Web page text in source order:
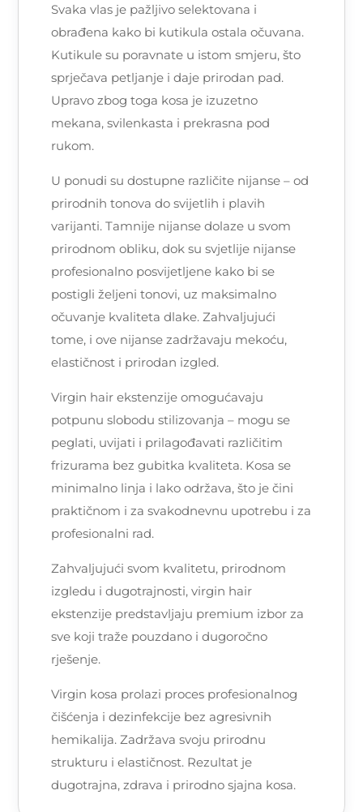
Svaka vlas je pažljivo selektovana i
obrađena kako bi kutikula ostala očuvana.
Kutikule su poravnate u istom smjeru, što
sprječava petljanje i daje prirodan pad.
Upravo zbog toga kosa je izuzetno
mekana, svilenkasta i prekrasna pod
rukom.
U ponudi su dostupne različite nijanse – od
prirodnih tonova do svijetlih i plavih
varijanti. Tamnije nijanse dolaze u svom
prirodnom obliku, dok su svjetlije nijanse
profesionalno posvijetljene kako bi se
postigli željeni tonovi, uz maksimalno
očuvanje kvaliteta dlake. Zahvaljujući
tome, i ove nijanse zadržavaju mekoću,
elastičnost i prirodan izgled.
Virgin hair ekstenzije omogućavaju
potpunu slobodu stilizovanja – mogu se
peglati, uvijati i prilagođavati različitim
frizurama bez gubitka kvaliteta. Kosa se
minimalno linja i lako održava, što je čini
praktičnom i za svakodnevnu upotrebu i za
profesionalni rad.
Zahvaljujući svom kvalitetu, prirodnom
izgledu i dugotrajnosti, virgin hair
ekstenzije predstavljaju premium izbor za
sve koji traže pouzdano i dugoročno
rješenje.
Virgin kosa prolazi proces profesionalnog
čišćenja i dezinfekcije bez agresivnih
hemikalija. Zadržava svoju prirodnu
strukturu i elastičnost. Rezultat je
dugotrajna, zdrava i prirodno sjajna kosa.